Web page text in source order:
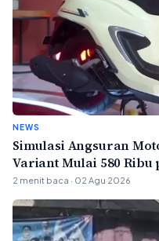
NEWS
Simulasi Angsuran
Variant Mulai 580 Ribu
2 menit baca · 02 Agu 2026